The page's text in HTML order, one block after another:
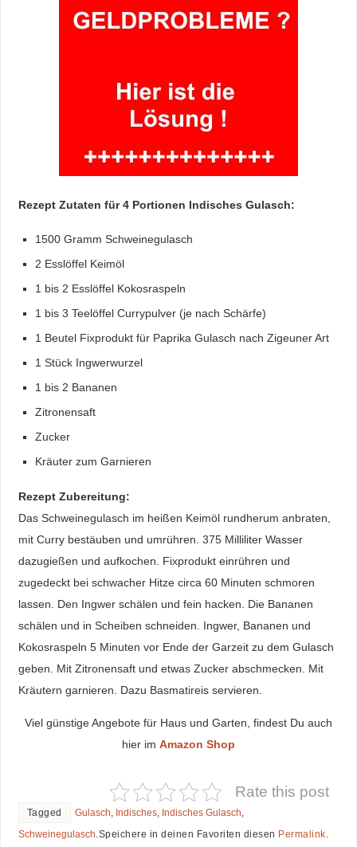
Rezept Zutaten für 4 Portionen Indisches Gulasch:
1500 Gramm Schweinegulasch
2 Esslöffel Keimöl
1 bis 2 Esslöffel Kokosraspeln
1 bis 3 Teelöffel Currypulver (je nach Schärfe)
1 Beutel Fixprodukt für Paprika Gulasch nach Zigeuner Art
1 Stück Ingwerwurzel
1 bis 2 Bananen
Zitronensaft
Zucker
Kräuter zum Garnieren
Rezept Zubereitung:
Das Schweinegulasch im heißen Keimöl rundherum anbraten,
mit Curry bestäuben und umrühren. 375 Milliliter Wasser
dazugießen und aufkochen. Fixprodukt einrühren und
zugedeckt bei schwacher Hitze circa 60 Minuten schmoren
lassen. Den Ingwer schälen und fein hacken. Die Bananen
schälen und in Scheiben schneiden. Ingwer, Bananen und
Kokosraspeln 5 Minuten vor Ende der Garzeit zu dem Gulasch
geben. Mit Zitronensaft und etwas Zucker abschmecken. Mit
Kräutern garnieren. Dazu Basmatireis servieren.
Viel günstige Angebote für Haus und Garten, findest Du auch
hier im Amazon Shop
Rate this post
Tagged Gulasch, Indisches, Indisches Gulasch,
Schweinegulasch.Speichere in deinen Favoriten diesen Permalink.